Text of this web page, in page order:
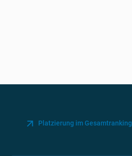
Platzierung im Gesamtranking